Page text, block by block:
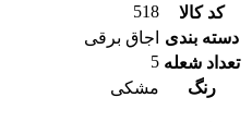
کد کالا
518
دسته بندی
اجاق برقی
تعداد شعله 5
رنگ
مشکی